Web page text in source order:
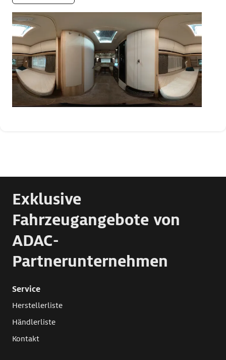
Exklusive
Fahrzeugangebote von
ADAC-
Partnerunternehmen
Service
Herstellerliste
Händlerliste
Kontakt